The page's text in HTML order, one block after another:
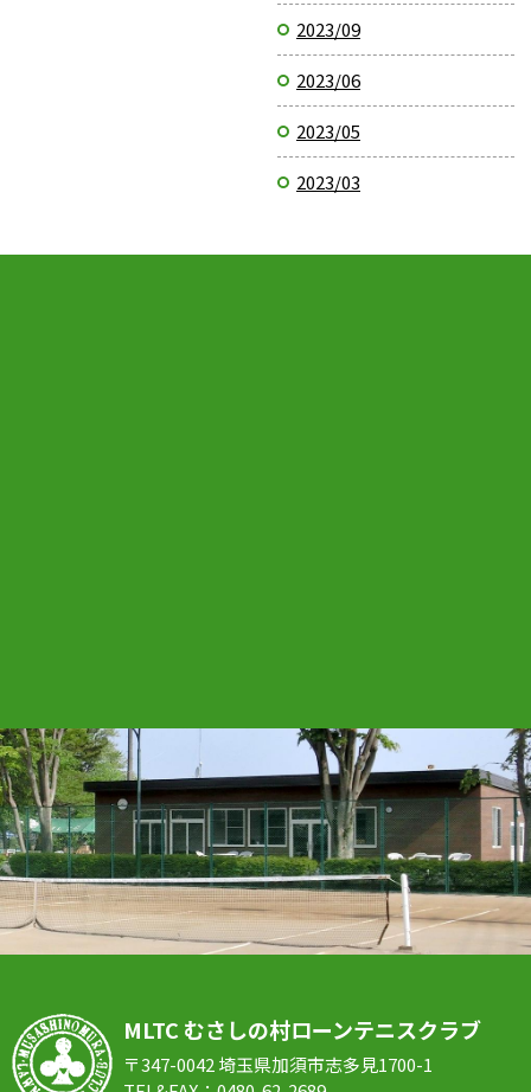
2023/09
2023/06
2023/05
2023/03
MLTC むさしの村ローンテニスクラブ
〒347-0042 埼玉県加須市志多見1700-1